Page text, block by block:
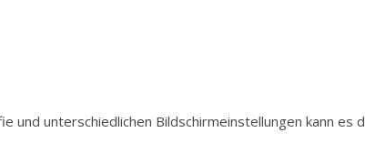
unterschiedlichen Bildschirmeinstellungen kann es